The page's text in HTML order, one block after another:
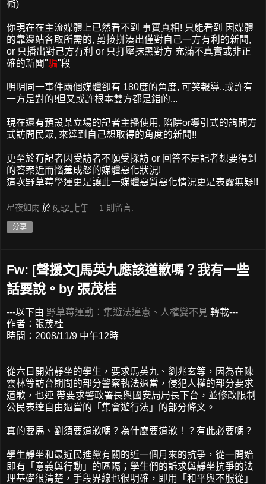
術)
你現在在主流媒體上已然看不到 事實真相! 只能看到 因媒體
的靠邊站各取所需的, 剪接拼湊出僅對自己一方有利的新聞,
or 只播出對己方有利 or 只打壓抹黑對方 充滿不真實或非正
確的新聞"騙"段
明明同一事件兩個媒體卻有 180度的角度, 可笑報導..或許有
一方是對的!但又或許根本雙方都是錯的...
現在還有預設某立場的記者主播使用, 陷阱or導引式的詢問方
式訪問民眾, 來達到自己想取得的角度的新聞!!
更至於有記者因受訪者不願受採訪 or 回答不是記者想要得到
的答案近而惱羞成怒的媒體惡化狀況!
這次野草莓學運更是讓此一媒體惡質惡化情況更是表露無疑!!
星夜如雨 於 6:52 上午 1 則留言:
分享
Fw: [聲援文]馬英九應該道歉嗎？我有一些
話要說。by 張茂桂
---以下由 野草莓運動：集遊法違憲、人權變不見 轉載---
作者：張茂桂
時間：2008/11/9 中午12時
從六日開始靜坐的學生，要求馬英九、劉兆玄等，因為在陳
雲林等訪台期間的部分警察執法過當，侵犯人權的部分要求
道歉，也連 帶要求警政署長與國安局局長下台，並修改限制
公民表達自由過當的「集會遊行法」的部分條文。
真的要馬、劉須要道歉嗎？為什麼要道歉！？有此必要嗎？
學生靜坐和最近民進黨有關的近一個月來的抗爭，從一開始
即有「意義與行動」的區隔；學生們的訴求與靜坐抗爭的法
理基礎很清楚，手段界線也很明確，即用「和平與不服從」